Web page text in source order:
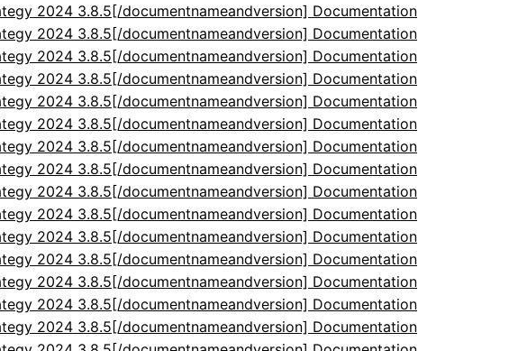
2024 3.8.5[/documentnameandversion] Documentation
2024 3.8.5[/documentnameandversion] Documentation
2024 3.8.5[/documentnameandversion] Documentation
2024 3.8.5[/documentnameandversion] Documentation
2024 3.8.5[/documentnameandversion] Documentation
2024 3.8.5[/documentnameandversion] Documentation
2024 3.8.5[/documentnameandversion] Documentation
2024 3.8.5[/documentnameandversion] Documentation
2024 3.8.5[/documentnameandversion] Documentation
2024 3.8.5[/documentnameandversion] Documentation
2024 3.8.5[/documentnameandversion] Documentation
2024 3.8.5[/documentnameandversion] Documentation
2024 3.8.5[/documentnameandversion] Documentation
2024 3.8.5[/documentnameandversion] Documentation
2024 3.8.5[/documentnameandversion] Documentation